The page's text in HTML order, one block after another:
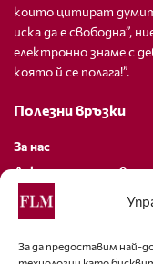
За да предоставим най-
които цитират
иска да е свободна”,
електронно знаме с
която й се полага!”.
Полезни връзки
За нас
Декларация за
Политика за
За контакти